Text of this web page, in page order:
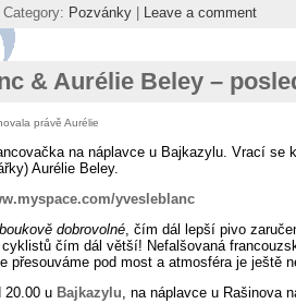
Pozvánky| Leave a comment
& Aurélie Beley –
právě Aurélie
na náplavce u Bajkazylu. Vrací se
Aurélie Beley.
yvesleblanc
dobrovolné, čím dál lepší pivo
čím dál větší! Nefalšovaná
přesouváme pod most a atmosféra je ještě
20.00 u Bajkazylu , na náplavce u Rašinova